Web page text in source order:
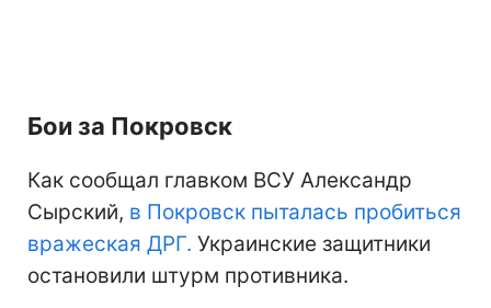
Бои за Покровск
Как сообщал главком ВСУ Александр
Сырский, в Покровск пыталась пробиться
вражеская ДРГ. Украинские защитники
остановили штурм противника.